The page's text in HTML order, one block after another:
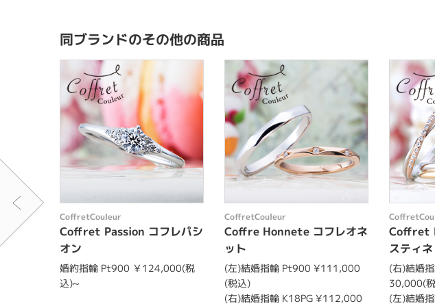
同ブランドのその他の商品
CoffretCouleur
Coffret Passion コフレパシ
オン
婚約指輪 Pt900 ￥124,000(税
込)~
CoffretCouleur
Coffre Honnete コフレオネ
ット
(左)結婚指輪 Pt900 ¥111,000
(税込)
(右)結婚指輪 K18PG ¥112,000
Coffret
スティネ
(右)結婚
30,000(
(左)結婚